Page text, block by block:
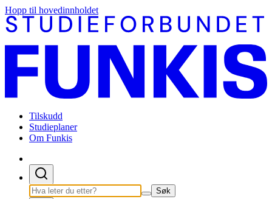
Hopp til hovedinnholdet
Tilskudd
Studieplaner
Om Funkis
Søk